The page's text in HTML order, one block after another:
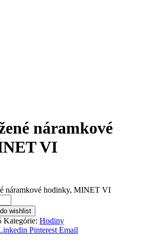
náramkové
VI
náramkové hodinky, MINET VI
wishlist
Kategórie: Hodiny
Pinterest Email